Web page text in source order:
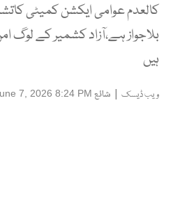
کالعدم عوامی ایکشن کمیٹی
بلاجواز ہے،آزاد کشمیر کے لوگ
ہیں
ویب ڈیسک | شائع 7, 2026 8:24 PM